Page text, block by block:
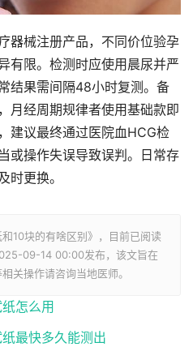
器械注册产品，不同价位验孕
有限。检测时应使用晨尿并严
结果需间隔48小时复测。备
月经周期规律者使用基础款即
建议最终通过医院血HCG检
或操作失误导致误判。日常存
时更换。
10块的有啥区别》，目前已阅读
09-14 00:00发布，该文旨在
关操作请咨询当地医师。
怎么用
最快多久能测出